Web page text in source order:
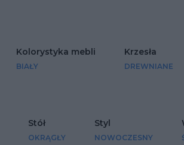
Kolorystyka mebli
BIAŁY
Krzesła
DREWNIANE
Stół
OKRĄGŁY
Styl
NOWOCZESNY